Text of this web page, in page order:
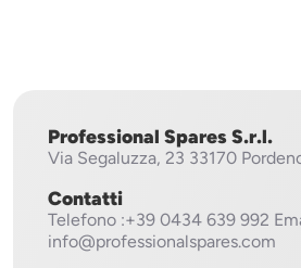
Professional Spares S.r.l.
Via Segaluzza, 23 33170
Contatti
Telefono :+39 0434 639 992
info@professionalspares.com